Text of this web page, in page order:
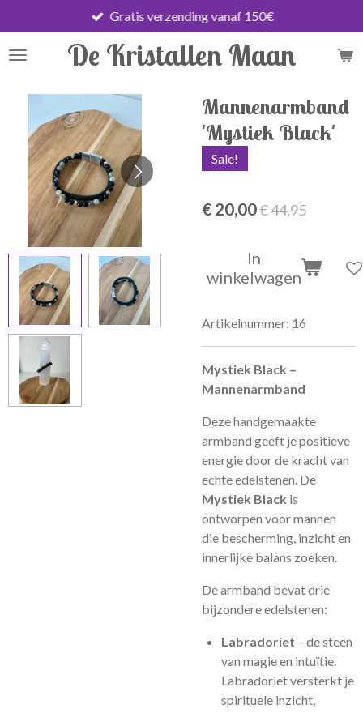
direct
naar
hoofdinhoud
De Kristallen Maan
Gratis verzending vanaf 150€
Mannenarmband
'Mystiek Black'
Sale!
€ 20,00€ 44,95
In
winkelwagen
Artikelnummer: 16
Mystiek Black –
Mannenarmband
Deze handgemaakte
armband geeft je positieve
energie door de kracht van
echte edelstenen. De
Mystiek Black is
ontworpen voor mannen
die bescherming, inzicht en
innerlijke balans zoeken.
De armband bevat drie
bijzondere edelstenen:
Labradoriet – de steen
van magie en intuïtie.
Labradoriet versterkt je
spirituele inzicht,